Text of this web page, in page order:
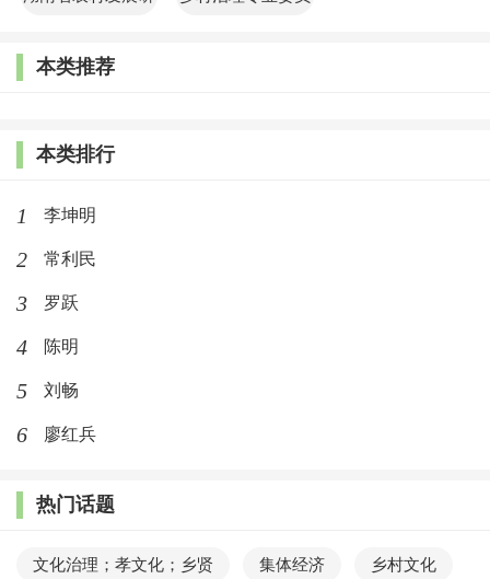
本类推荐
本类排行
1 李坤明
2 常利民
3 罗跃
4 陈明
5 刘畅
6 廖红兵
热门话题
文化治理；孝文化；乡贤 集体经济 乡村文化